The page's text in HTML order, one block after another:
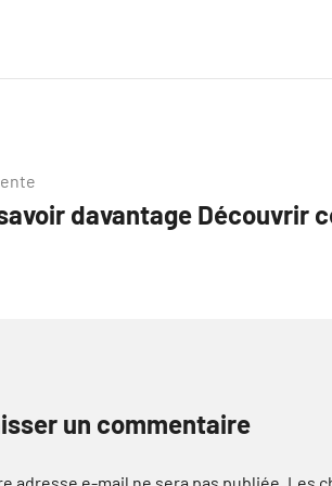
davantage Découvrir
un commentaire